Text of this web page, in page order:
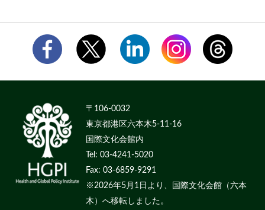
〒106-0032
東京都港区六本木5-11-16
国際文化会館内
Tel: 03-4241-5020
Fax: 03-6859-9291
※2026年5月1日より、国際文化会館（六本
木）へ移転しました。